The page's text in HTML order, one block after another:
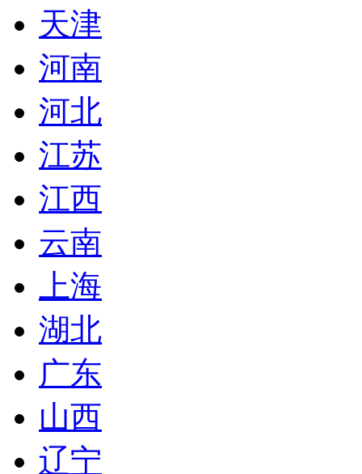
天津
河南
河北
江苏
江西
云南
上海
湖北
广东
山西
辽宁